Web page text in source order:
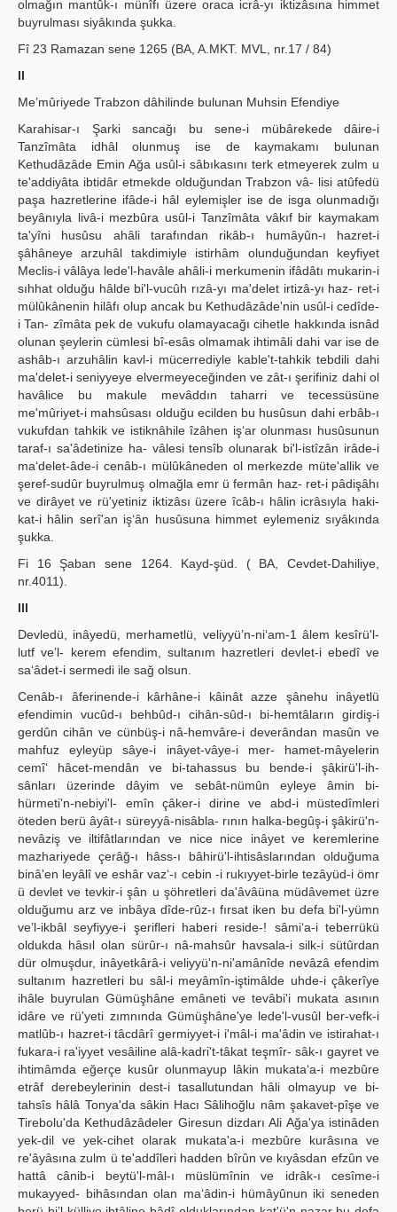
olmağın mantûk-ı münîfı üzere oraca icrâ-yı iktizâsına himmet
buyrulması siyâkında şukka.
Fî 23 Ramazan sene 1265 (BA, A.MKT. MVL, nr.17 / 84)
II
Me’mûriyede Trabzon dâhilinde bulunan Muhsin Efendiye
Karahisar-ı Şarki sancağı bu sene-i mübârekede dâire-i
Tanzîmâta idhâl olunmuş ise de kaymakamı bulunan
Kethudâzâde Emin Ağa usûl-i sâbıkasını terk etmeyerek zulm u
te'addiyâta ibtidâr etmekde olduğundan Trabzon vâ- lisi atûfedü
paşa hazretlerine ifâde-i hâl eylemişler ise de isga olunmadığı
beyânıyla livâ-i mezbûra usûl-i Tanzîmâta vâkıf bir kaymakam
ta'yîni husûsu ahâli tarafından rikâb-ı humâyûn-ı hazret-i
şâhâneye arzuhâl takdimiyle istirhâm olunduğundan keyfiyet
Meclis-i vâlâya lede'l-havâle ahâli-i merkumenin ifâdâtı mukarin-i
sıhhat olduğu hâlde bi'l-vucûh rızâ-yı ma'delet irtizâ-yı haz- ret-i
mülûkânenin hilâfı olup ancak bu Kethudâzâde'nin usûl-i cedîde-
i Tan- zîmâta pek de vukufu olamayacağı cihetle hakkında isnâd
olunan şeylerin cümlesi bî-esâs olmamak ihtimâli dahi var ise de
ashâb-ı arzuhâlin kavl-i mücerrediyle kable't-tahkik tebdili dahi
ma'delet-i seniyyeye elvermeyeceğinden ve zât-ı şerifiniz dahi ol
havâlice bu makule mevâddın taharri ve tecessüsüne
me'mûriyet-i mahsûsası olduğu ecilden bu husûsun dahi erbâb-ı
vukufdan tahkik ve istiknâhile îzâhen iş‘ar olunması husûsunun
taraf-ı sa'âdetinize ha- vâlesi tensîb olunarak bi'l-istîzân irâde-i
ma‘delet-âde-i cenâb-ı mülûkâneden ol merkezde müte'allik ve
şeref-sudûr buyrulmuş olmağla emr ü fermân haz- ret-i pâdişâhı
ve dirâyet ve rü'yetiniz iktizâsı üzere îcâb-ı hâlin icrâsıyla haki-
kat-i hâlin serî'an iş‘ân husûsuna himmet eylemeniz sıyâkında
şukka.
Fi 16 Şaban sene 1264. Kayd-şüd. ( BA, Cevdet-Dahiliye,
nr.4011).
III
Devledü, inâyedü, merhametlü, veliyyü’n-ni‘am-1 âlem kesîrü'l-
lutf ve’l- kerem efendim, sultanım hazretleri devlet-i ebedî ve
sa‘âdet-i sermedi ile sağ olsun.
Cenâb-ı âferinende-i kârhâne-i kâinât azze şânehu inâyetlü
efendimin vucûd-ı behbûd-ı cihân-sûd-ı bi-hemtâların girdiş-i
gerdûn cihân ve cünbüş-i nâ-hemvâre-i deverândan masûn ve
mahfuz eyleyüp sâye-i inâyet-vâye-i mer- hamet-mâyelerin
cemî‘ hâcet-mendân ve bi-tahassus bu bende-i şâkirü'l-ih-
sânları üzerinde dâyim ve sebât-nümûn eyleye âmin bi-
hürmeti'n-nebiyi'l- emîn çâker-i dirine ve abd-i müstedîmleri
öteden berü âyât-ı süreyyâ-nisâbla- rının halka-begûş-i şâkirü'n-
nevâziş ve iltifâtlarından ve nice nice inâyet ve keremlerine
mazhariyede çerâğ-ı hâss-ı bâhirü'l-ihtisâslarından olduğuma
binâ'en leyâlî ve eshâr vaz‘-ı cebin -i rukıyyet-birle tezâyüd-i ömr
ü devlet ve tevkir-i şân u şöhretleri da'âvâüna müdâvemet üzre
olduğumu arz ve inbâya dîde-rûz-ı fırsat iken bu defa bi'l-yümn
ve’l-ikbâl seyfiyye-i şerifleri haberi reside-! sâmi‘a-i teberrükü
oldukda hâsıl olan sürûr-ı nâ-mahsûr havsala-i silk-i sütûrdan
dür olmuşdur, inâyetkârâ-i veliyyü'n-ni'amânîde nevâzâ efendim
sultanım hazretleri bu sâl-i meyâmîn-iştimâlde uhde-i çâkerîye
ihâle buyrulan Gümüşhâne emâneti ve tevâbi'i mukata asının
idâre ve rü'yeti zımnında Gümüşhâne'ye lede'l-vusûl ber-vefk-i
matlûb-ı hazret-i tâcdârî germiyyet-i i'mâl-i ma'âdin ve istirahat-ı
fukara-i ra'iyyet vesâiline alâ-kadri't-tâkat teşmîr- sâk-ı gayret ve
ihtimâmda eğerçe kusûr olunmayup lâkin mukata‘a-i mezbûre
etrâf derebeylerinin dest-i tasallutundan hâli olmayup ve bi-
tahsîs hâlâ Tonya'da sâkin Hacı Sâlihoğlu nâm şakavet-pîşe ve
Tirebolu'da Kethudâzâdeler Giresun dizdarı Ali Ağa'ya istinâden
yek-dil ve yek-cihet olarak mukata'a-i mezbûre kurâsına ve
re'âyâsına zulm ü te'addîleri hadden bîrûn ve kıyâsdan efzûn ve
hattâ cânib-i beytü'l-mâl-ı müslümînin ve idrâk-ı cesîme-i
mukayyed- bihâsından olan ma‘âdin-i hümâyûnun iki seneden